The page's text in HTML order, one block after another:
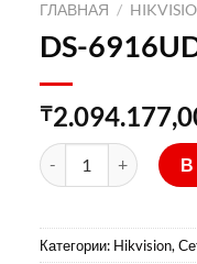
ГЛАВНАЯ /
DS-
₸
Количество товара
Категории: Hikvision,